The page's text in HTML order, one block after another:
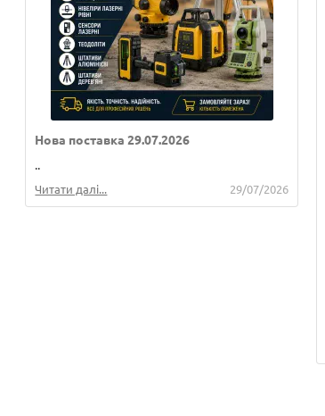
Нова поставка 29.07.2026
..
Читати далі... 29/07/2026